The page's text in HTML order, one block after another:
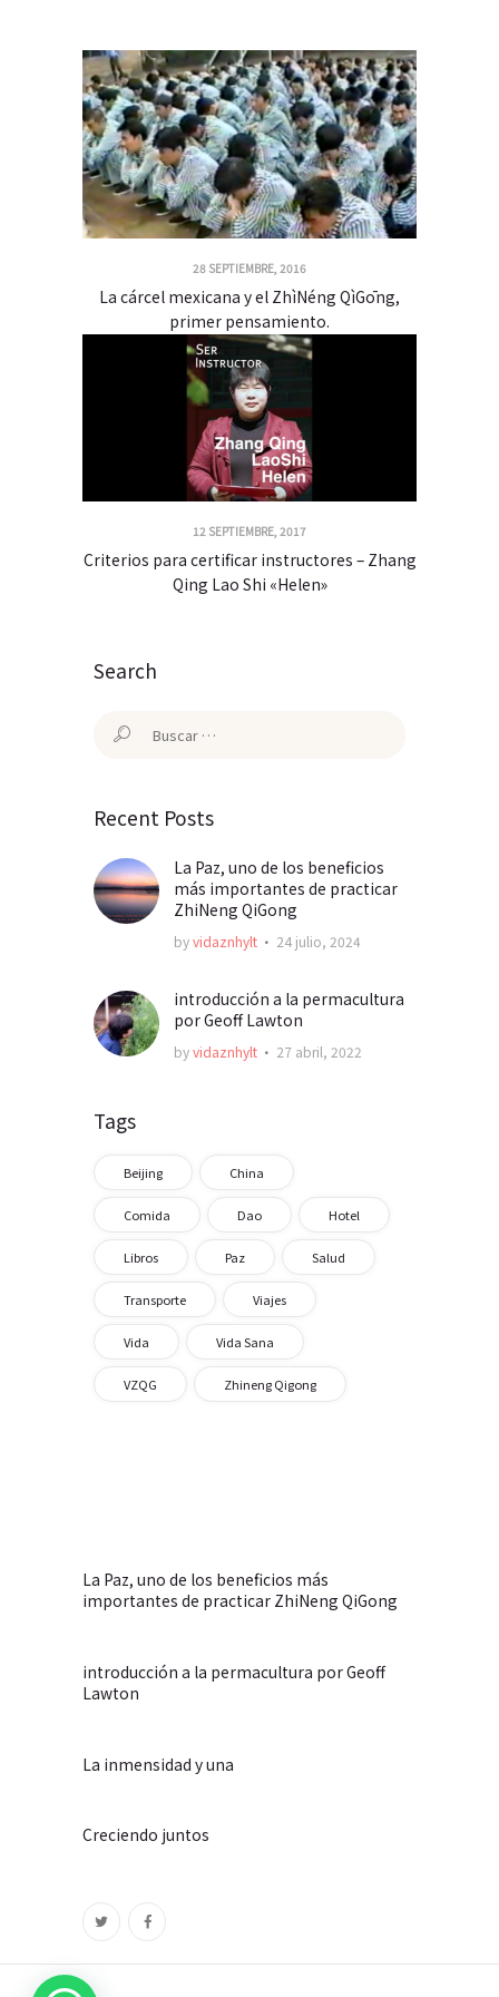
28 SEPTIEMBRE, 2016
La cárcel mexicana y el ZhìNéng QìGōng,
primer pensamiento.
12 SEPTIEMBRE, 2017
Criterios para certificar instructores – Zhang
Qing Lao Shi «Helen»
Search
Buscar:
Recent Posts
La Paz, uno de los beneficios
más importantes de practicar
ZhiNeng QiGong
byvidaznhylt 24 julio, 2024
introducción a la permacultura
por Geoff Lawton
byvidaznhylt 27 abril, 2022
Tags
Beijing China
Comida Dao Hotel
Libros Paz Salud
Transporte Viajes
Vida Vida Sana
VZQG Zhineng Qigong
La Paz, uno de los beneficios más
importantes de practicar ZhiNeng QiGong
introducción a la permacultura por Geoff
Lawton
La inmensidad y una
Creciendo juntos